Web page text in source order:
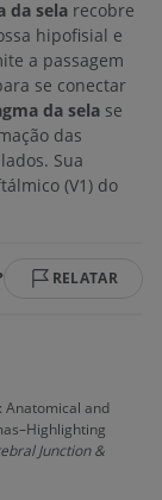
da sela recobre
hipofisial e
a passagem
se conectar
da sela se
das
Sua
(V1) do
RELATAR
Anatomical and
Junction &